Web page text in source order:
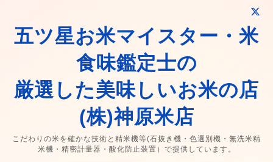
五ツ星お米マイスター・米
食味鑑定士の
厳選した美味しいお米の店
(株)神原米店
こだわりの米を確かな技術と精米機等(石抜き機・色選別機・無洗米精
米機・精密計量器・酸化防止装置）で提供しています。